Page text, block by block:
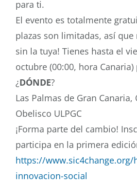
para ti.
El evento es totalmente
plazas son limitadas, así que
sin la tuya! Tienes hasta el
octubre (00:00, hora
¿DÓNDE?
Las Palmas de Gran Canaria,
Obelisco ULPGC
¡Forma parte del cambio!
participa en la primera
https://www.sic4change.org/
innovacion-social